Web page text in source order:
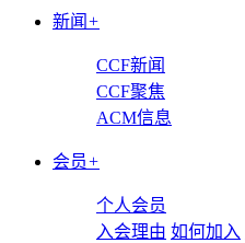
新闻 +
CCF新闻
CCF聚焦
ACM信息
会员+
个人会员
入会理由 如何加入